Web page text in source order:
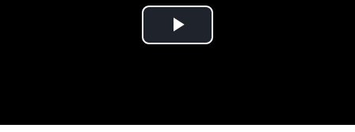
Play Video